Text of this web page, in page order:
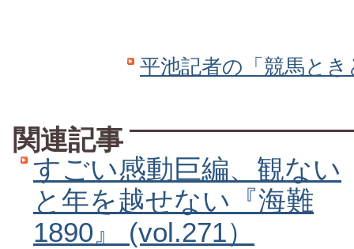
平池記者の「競馬と
関連記事
すごい感動巨編、観ない
と年を越せない『海難
1890』 (vol.271）